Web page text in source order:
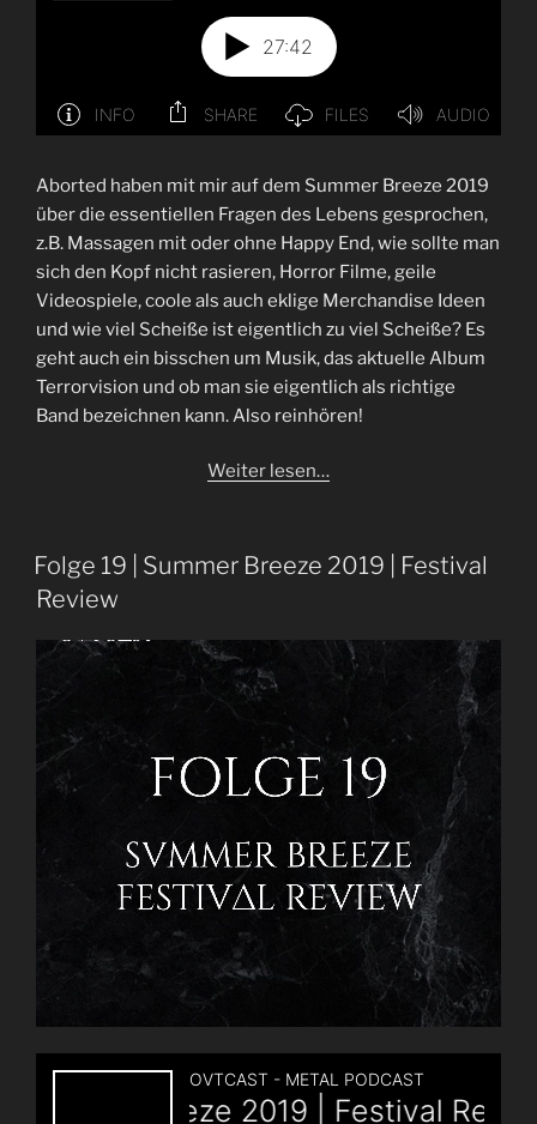
Aborted haben mit mir auf dem Summer Breeze 2019
über die essentiellen Fragen des Lebens gesprochen,
z.B. Massagen mit oder ohne Happy End, wie sollte man
sich den Kopf nicht rasieren, Horror Filme, geile
Videospiele, coole als auch eklige Merchandise Ideen
und wie viel Scheiße ist eigentlich zu viel Scheiße? Es
geht auch ein bisschen um Musik, das aktuelle Album
Terrorvision und ob man sie eigentlich als richtige
Band bezeichnen kann. Also reinhören!
Weiter lesen…
Folge 19 | Summer Breeze 2019 | Festival
Review